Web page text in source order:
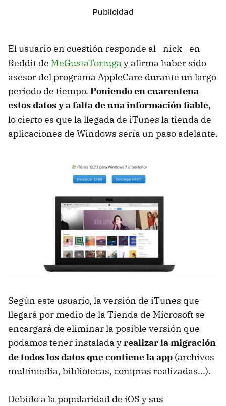
El usuario en cuestión responde al _nick_ en
Reddit de MeGustaTortuga y afirma haber sido
asesor del programa AppleCare durante un largo
periodo de tiempo. Poniendo en cuarentena
estos datos y a falta de una información fiable,
lo cierto es que la llegada de iTunes la tienda de
aplicaciones de Windows sería un paso adelante.
Según este usuario, la versión de iTunes que
llegará por medio de la Tienda de Microsoft se
encargará de eliminar la posible versión que
podamos tener instalada yrealizar la migración
de todos los datos que contiene la app (archivos
multimedia, bibliotecas, compras realizadas...).
Debido a la popularidad de iOS y sus